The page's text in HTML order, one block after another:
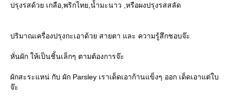
ปรุงรสด้วย เกลือ,พริกไทย,น้ำมะนาว ,หรือผงปรุงรสสลัด
ปริมาณเครื่องปรุงกะเอาด้วย สายตา และ ความรู้สึกชอบจ๊ะ
หั่นผัก ให้เป็นชิ้นเล็กๆ ตามต้องการจ๊ะ
ผักสะระแหน่ กับ ผัก Parsley เราเด็ดเอาก้านแข็งๆ ออก เด็ดเอาแต่ใบ
จ๊ะ